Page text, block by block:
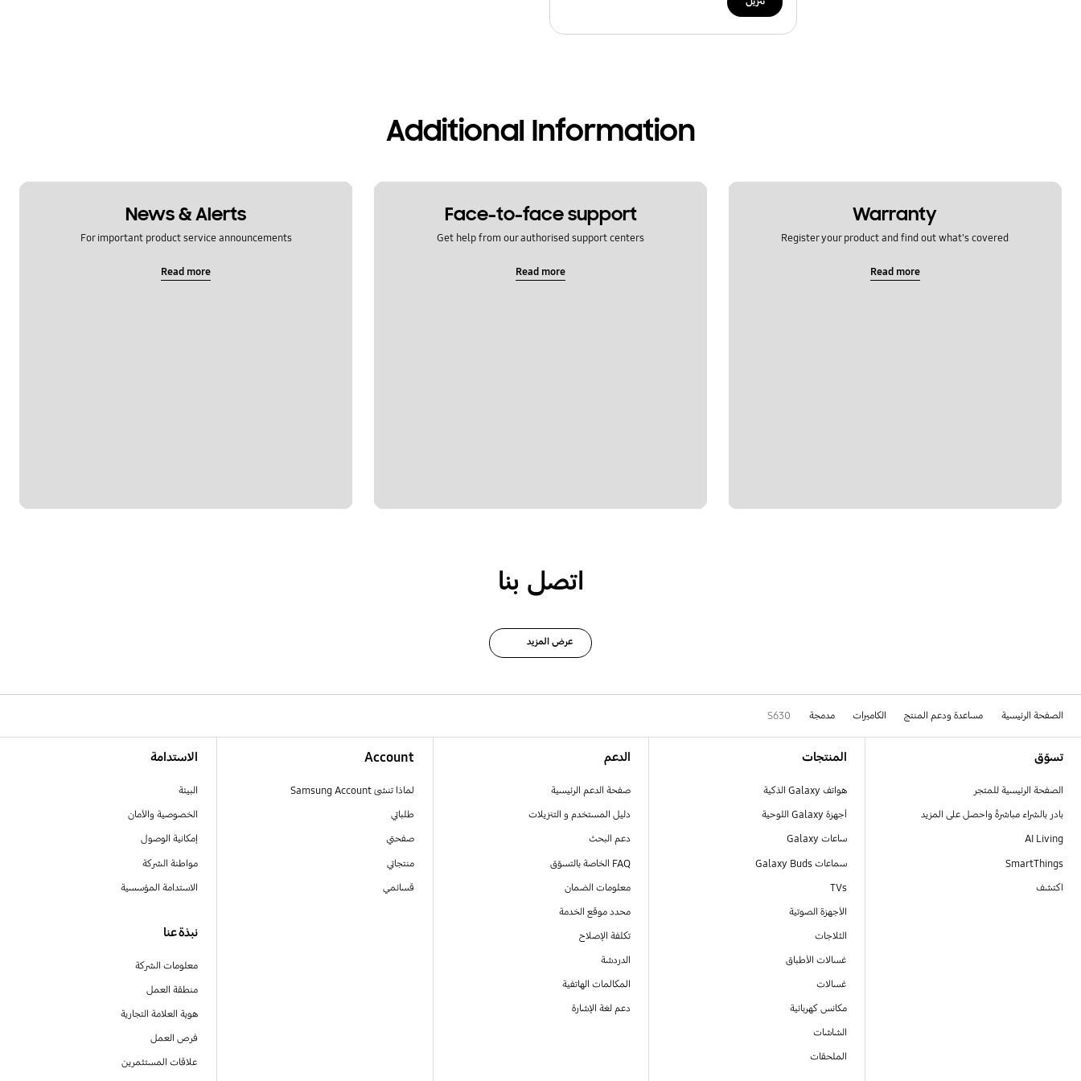
Additional Information
Warranty
Register your product and find out what's covered
Read more
Face-to-face support
Get help from our authorised support centers
Read more
News & Alerts
For important product service announcements
Read more
اتصل بنا
عرض المزيد
الصفحة الرئيسية مساعدة ودعم المنتج الكاميرات مدمجة S630
تسوّق
الصفحة الرئيسية للمتجر
بادر بالشراء مباشرةً واحصل على المزيد
AI Living
SmartThings
اكتشف
المنتجات
هواتف Galaxy الذكية
أجهزة Galaxy اللوحية
ساعات Galaxy
سماعات Galaxy Buds
TVs
الأجهزة الصوتية
الثلاجات
غسالات الأطباق
غسالات
مكانس كهربائية
الشاشات
الملحقات
الدعم
صفحة الدعم الرئيسية
دليل المستخدم و التنزيلات
دعم البحث
FAQ الخاصة بالتسوّق
معلومات الضمان
محدد موقع الخدمة
تكلفة الإصلاح
الدردشة
المكالمات الهاتفية
دعم لغة الإشارة
Account
لماذا تنشئ Samsung Account
طلباتي
صفحتي
منتجاتي
قسائمي
الاستدامة
البيئة
الخصوصية والأمان
إمكانية الوصول
مواطنة الشركة
الاستدامة المؤسسية
نبذة عنا
معلومات الشركة
منطقة العمل
هوية العلامة التجارية
فرص العمل
علاقات المستثمرين